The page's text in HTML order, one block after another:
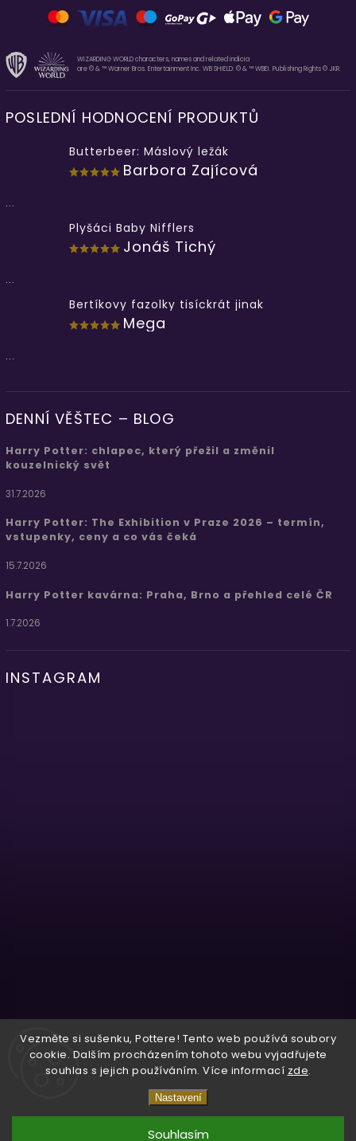
Vezměte si sušenku, Pottere! Tento web používá soubory
cookie. Dalším procházením tohoto webu vyjadřujete
souhlas s jejich používáním. Více informací zde.
Nastavení
Souhlasím
WIZARDING WORLD characters, names and related indicia
are © & ™ Warner Bros. Entertainment Inc. WB SHIELD: © & ™ WBEI. Publishing Rights © JKR.
POSLEDNÍ HODNOCENÍ PRODUKTŮ
Butterbeer: Máslový ležák
Barbora Zajícová
...
Plyšáci Baby Nifflers
Jonáš Tichý
...
Bertíkovy fazolky tisíckrát jinak
Mega
...
DENNÍ VĚŠTEC – BLOG
Harry Potter: chlapec, který přežil a změnil
kouzelnický svět
31.7.2026
Harry Potter: The Exhibition v Praze 2026 – termín,
vstupenky, ceny a co vás čeká
15.7.2026
Harry Potter kavárna: Praha, Brno a přehled celé ČR
1.7.2026
INSTAGRAM
Sledovat na Instagramu
Copyright 2026Wizardo. Všechna práva vyhrazena.
| DesignShoptak.cz.